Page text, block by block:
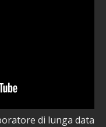
di lunga data